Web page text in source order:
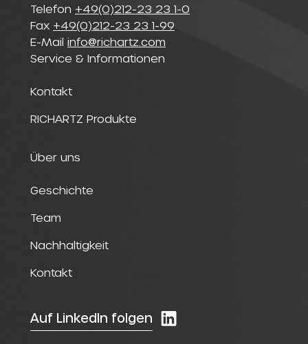
Telefon +49(0)212-23 23 1-0
Fax +49(0)212-23 23 1-99
E-Mail info@richartz.com
Service & Informationen
Kontakt
RICHARTZ Produkte
Über uns
Geschichte
Team
Nachhaltigkeit
Kontakt
Auf LinkedIn folgen